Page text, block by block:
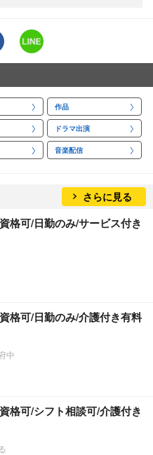
作品
ドラマ出演
音楽配信
さらに見る
格可/日勤のみ/サービス付き
格可/日勤のみ/介護付き有料
中
格可/シフト相談可/介護付き